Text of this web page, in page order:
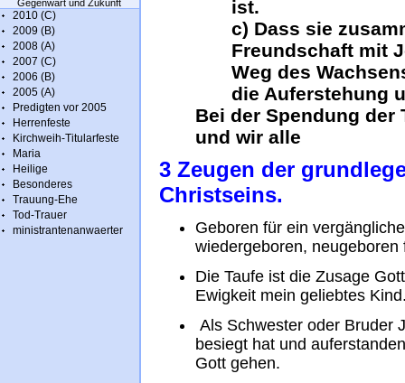
Gegenwart und Zukunft
2010 (C)
2009 (B)
2008 (A)
2007 (C)
2006 (B)
2005 (A)
Predigten vor 2005
Herrenfeste
Kirchweih-Titularfeste
Maria
Heilige
Besonderes
Trauung-Ehe
Tod-Trauer
ministrantenanwaerter
ist.
c) Dass sie
Freundschaft mit
Weg des
die Auferstehung
Bei der Spendung der
und wir alle
3 Zeugen der
Christseins.
Geboren für ein
wiedergeboren,
Die Taufe ist die Zusage
Ewigkeit mein geliebtes
Als Schwester oder Bruder
besiegt hat und
Gott gehen.